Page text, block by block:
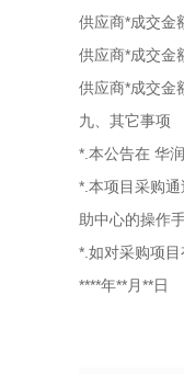
供应商*成交金
供应商*成交金
供应商*成交金
九、其它事项
*.本公告在 华
*.本项目采购
助中心的操作
*.如对采购项
****年**月**日